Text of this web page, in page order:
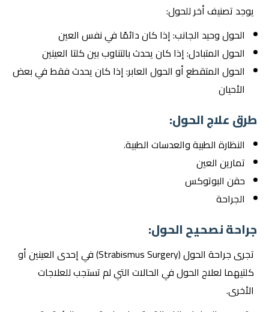
يوجد تصنيف أخر للحول:
الحول وحيد الجانب: إذا كان دائمًا في نفس العين
الحول المتبادل: إذا كان يحدث بالتناوب بين كلتا العينين
الحول المتقطع أو الحول العابر: إذا كان يحدث فقط في بعض
الأحيان
طرق علاج الحول:
النظارة الطبية والعدسات الطبية.
تمارين العين
حقن البوتوكس
الجراحة
جراحة نصحيح الحول:
تجرى جراحة الحول (Strabismus Surgery) في إحدى العينين أو
كلتيهما لعلاج الحول في الحالات التي لم تستجب للعلاجات
الأخرى.